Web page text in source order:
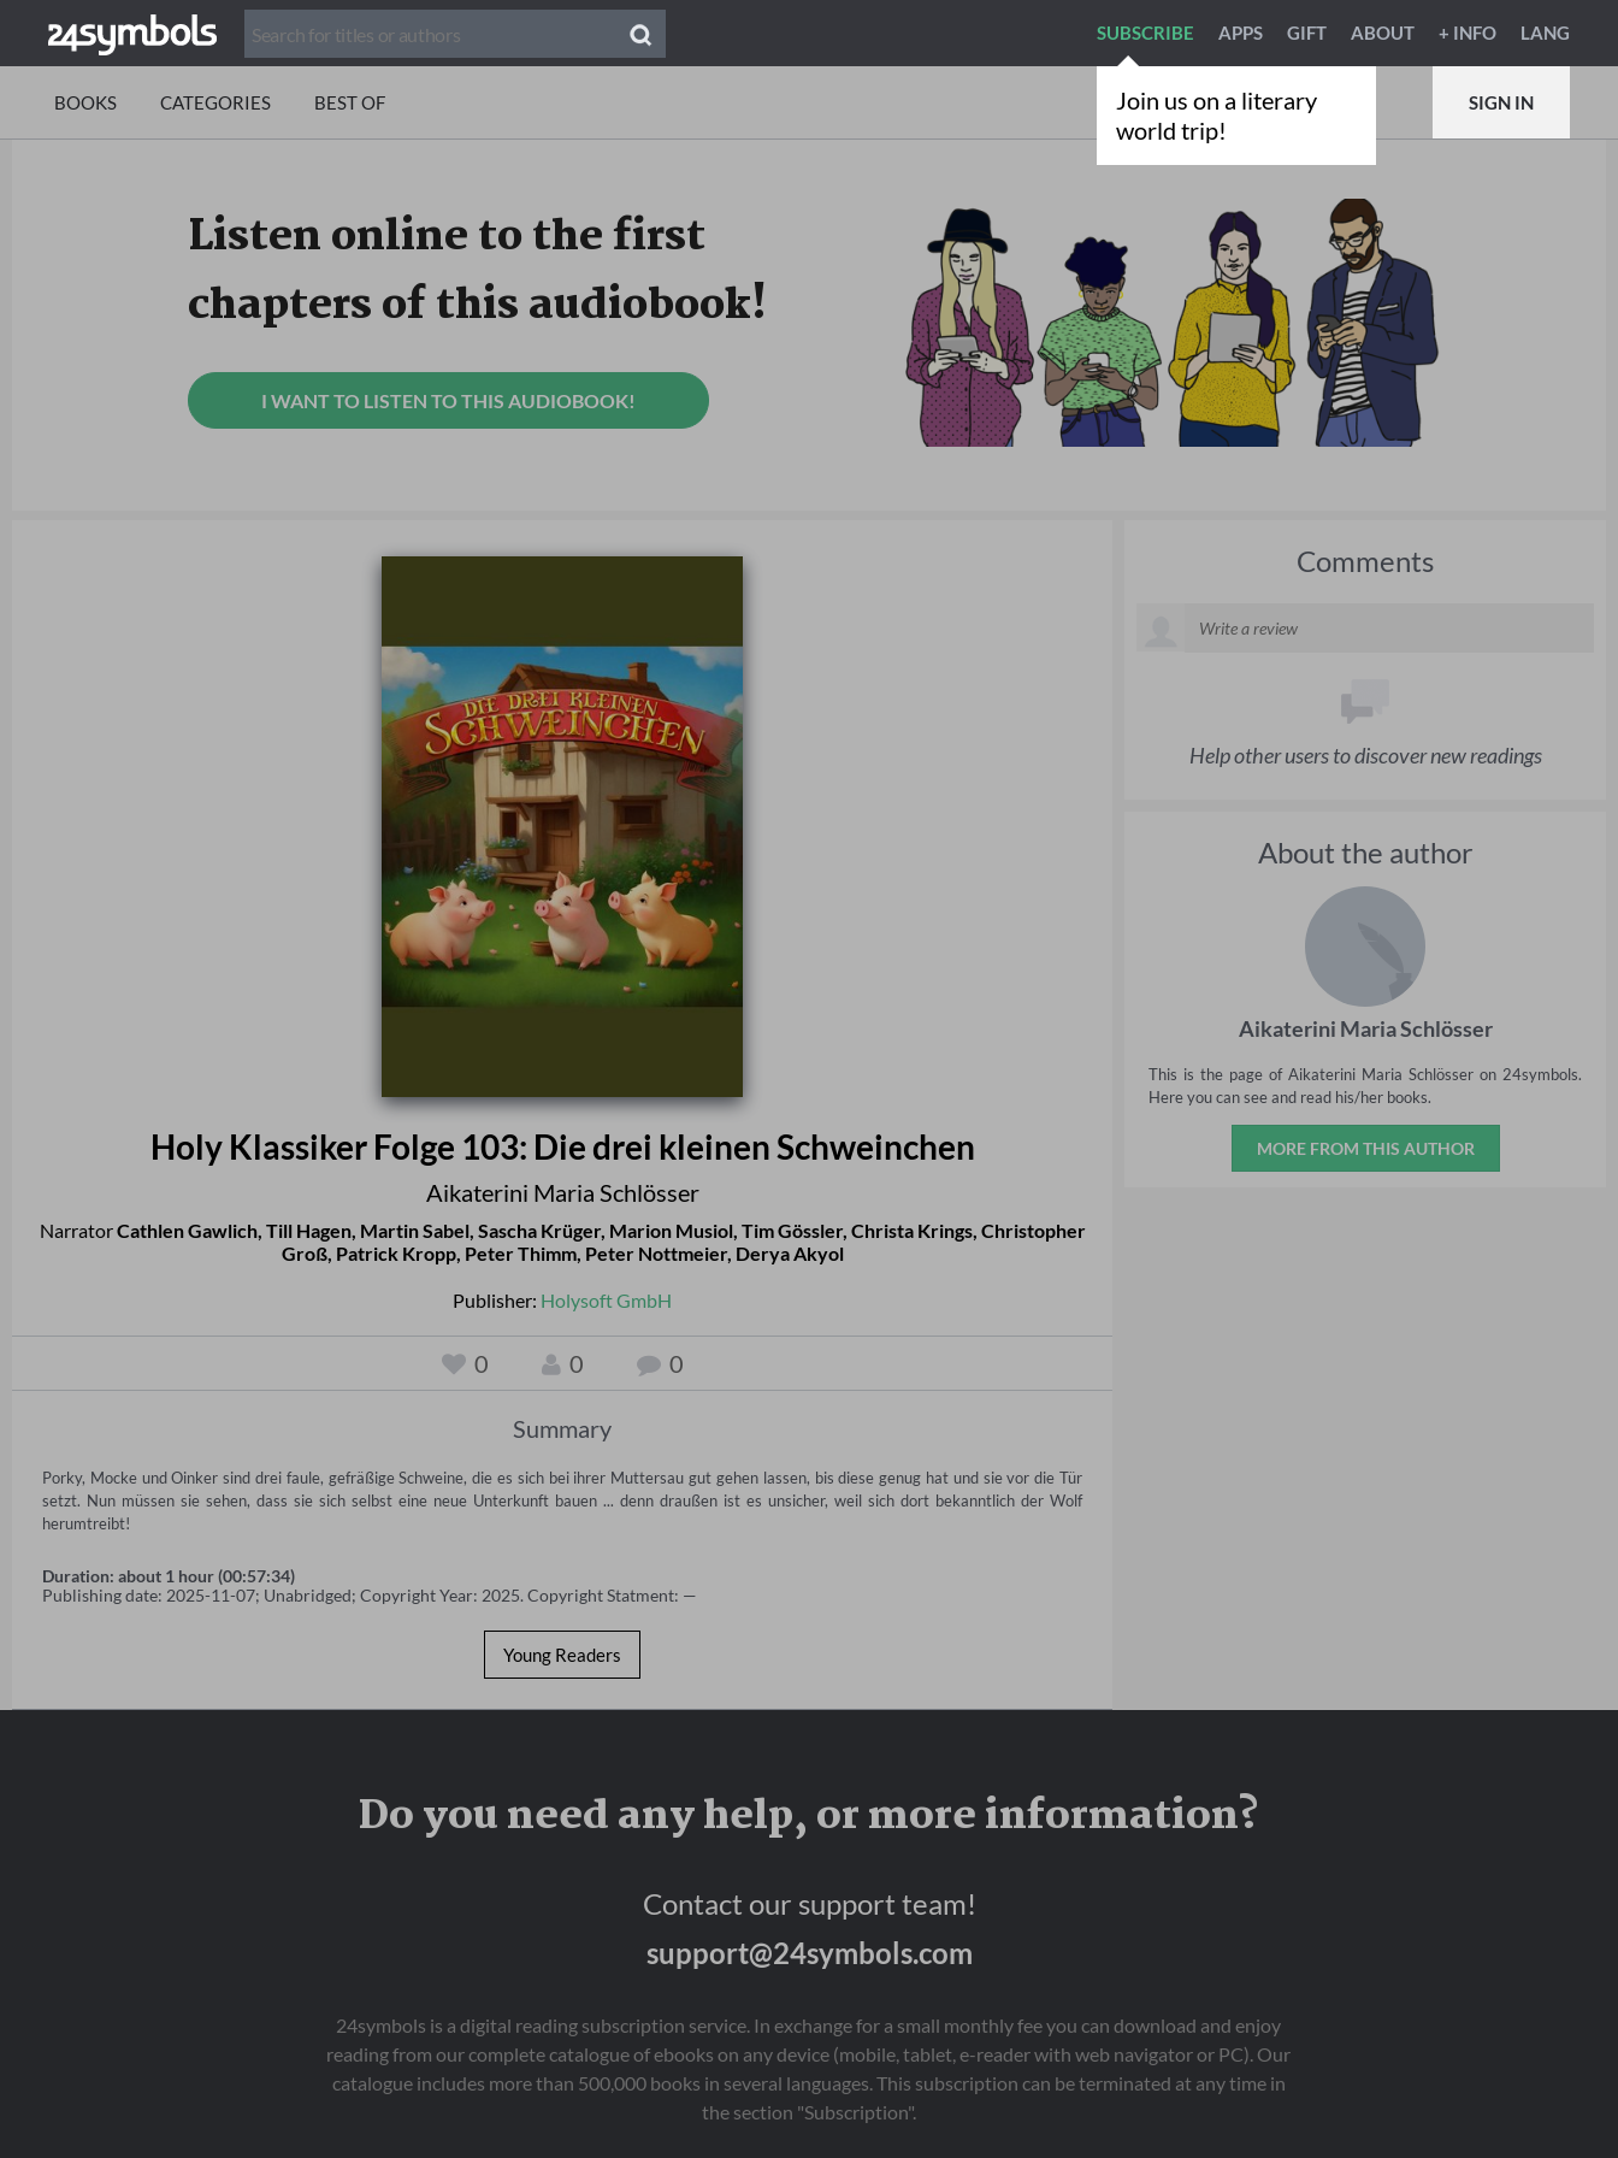
Join us on a literary
world trip!
SUBSCRIBE APPS GIFT ABOUT + INFO LANG
BOOKS CATEGORIES BEST OF SIGN IN
Listen online to the first
chapters of this audiobook!
I WANT TO LISTEN TO THIS AUDIOBOOK!
Holy Klassiker Folge 103: Die drei kleinen Schweinchen
Aikaterini Maria Schlösser
NarratorCathlen Gawlich, Till Hagen, Martin Sabel, Sascha Krüger, Marion Musiol, Tim Gössler, Christa Krings, Christopher
Groß, Patrick Kropp, Peter Thimm, Peter Nottmeier, Derya Akyol
Publisher: Holysoft GmbH
0 0 0
Summary
Porky, Mocke und Oinker sind drei faule, gefräßige Schweine, die es sich bei ihrer Muttersau gut gehen lassen, bis diese genug hat und sie vor die Tür
setzt. Nun müssen sie sehen, dass sie sich selbst eine neue Unterkunft bauen ... denn draußen ist es unsicher, weil sich dort bekanntlich der Wolf
herumtreibt!
Duration: about 1 hour (00:57:34)
Publishing date: 2025-11-07; Unabridged; Copyright Year: 2025. Copyright Statment: —
Young Readers
Comments
Help other users to discover new readings
About the author
Aikaterini Maria Schlösser
This is the page of Aikaterini Maria Schlösser on 24symbols.
Here you can see and read his/her books.
MORE FROM THIS AUTHOR
Do you need any help, or more information?
Contact our support team!
support@24symbols.com
24symbols is a digital reading subscription service. In exchange for a small monthly fee you can download and enjoy
reading from our complete catalogue of ebooks on any device (mobile, tablet, e-reader with web navigator or PC). Our
catalogue includes more than 500,000 books in several languages. This subscription can be terminated at any time in
the section "Subscription".